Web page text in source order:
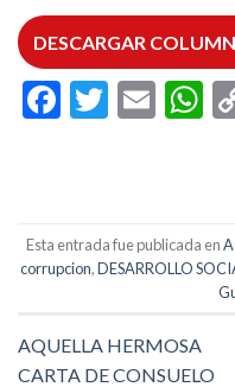
DESCARGAR
Facebook
Twitter
Esta entrada fue publicada en
corrupcion,DESARROLLO
AQUELLA HERMOSA
CARTA DE CONSUELO